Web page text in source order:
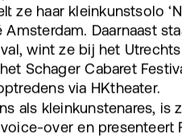
ze haar kleinkunstsolo
Daarnaast
wint ze bij het
Schager Cabaret
via HKtheater.
als kleinkunstenares,
over en presenteert